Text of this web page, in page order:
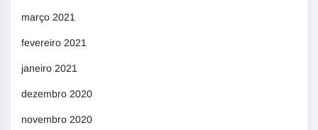
março 2021
fevereiro 2021
janeiro 2021
dezembro 2020
novembro 2020